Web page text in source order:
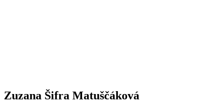
Zuzana Šifra Matuščáková